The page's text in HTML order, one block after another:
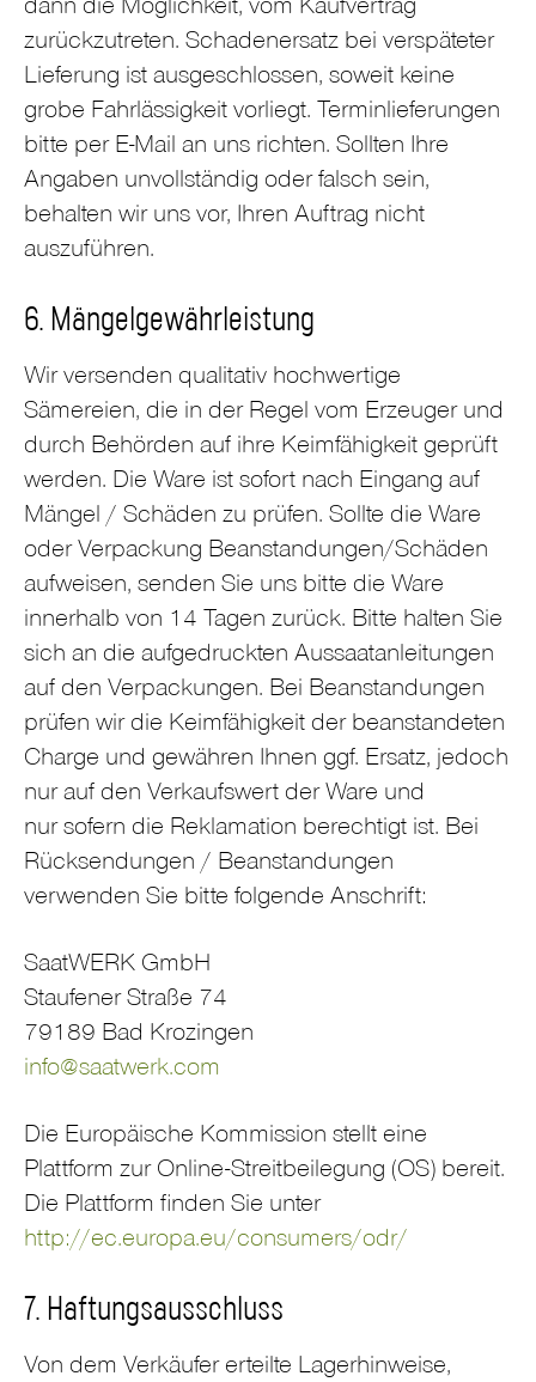
dann die Möglichkeit, vom Kaufvertrag
zurückzutreten. Schadenersatz bei verspäteter
Lieferung ist ausgeschlossen, soweit keine
grobe Fahrlässigkeit vorliegt. Terminlieferungen
bitte per E-Mail an uns richten. Sollten Ihre
Angaben unvollständig oder falsch sein,
behalten wir uns vor, Ihren Auftrag nicht
auszuführen.
6. Mängelgewährleistung
Wir versenden qualitativ hochwertige
Sämereien, die in der Regel vom Erzeuger und
durch Behörden auf ihre Keimfähigkeit geprüft
werden. Die Ware ist sofort nach Eingang auf
Mängel / Schäden zu prüfen. Sollte die Ware
oder Verpackung Beanstandungen/Schäden
aufweisen, senden Sie uns bitte die Ware
innerhalb von 14 Tagen zurück. Bitte halten Sie
sich an die aufgedruckten Aussaatanleitungen
auf den Verpackungen. Bei Beanstandungen
prüfen wir die Keimfähigkeit der beanstandeten
Charge und gewähren Ihnen ggf. Ersatz, jedoch
nur auf den Verkaufswert der Ware und
nur sofern die Reklamation berechtigt ist. Bei
Rücksendungen / Beanstandungen
verwenden Sie bitte folgende Anschrift:
SaatWERK GmbH
Staufener Straße 74
79189 Bad Krozingen
info@saatwerk.com
Die Europäische Kommission stellt eine
Plattform zur Online-Streitbeilegung (OS) bereit.
Die Plattform finden Sie unter
http://ec.europa.eu/consumers/odr/
7. Haftungsausschluss
Von dem Verkäufer erteilte Lagerhinweise,